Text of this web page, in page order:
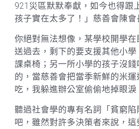
921災區默默奉獻，如今也得跟
孩子實在太多了！」慈善會陳會
你絕對無法想像，某學校開學
送過去，剩下的要支援其他小
課桌椅；另一所小學的孩子沒
的，當慈善會把當季新鮮的米
吃，我躲進辦公室偷偷地掉眼
聽過社會學的專有名詞「貧窮
吧，雖然對許多決策者來說，